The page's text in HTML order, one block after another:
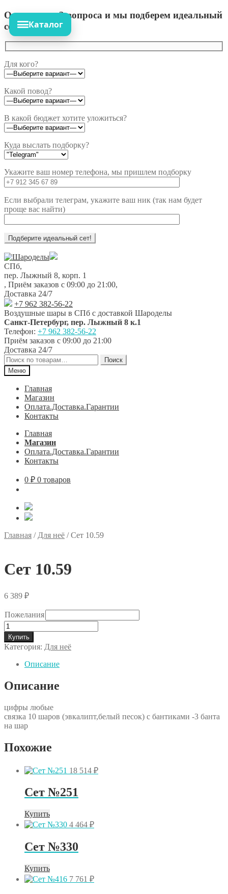
Ответьте на 3 вопроса и мы подберем идеальный
сет!
Для кого?
Какой повод?
В какой бюджет хотите уложиться?
Куда выслать подборку?
Укажите ваш номер телефона, мы пришлем подборку
Если выбрали телеграм, укажите ваш ник (так нам будет
проще вас найти)
Перейти
к
навигации
Перейти
к
содержимому
СПб,
пер. Лыжный 8, корп. 1
, Приём заказов с 09:00 до 21:00,
Доставка 24/7
+7 962 382-56-22
Воздушные шары в СПб с доставкой Шароделы
Санкт-Петербург, пер. Лыжный 8 к.1
Телефон: +7 962 382-56-22
Приём заказов с 09:00 до 21:00
Доставка 24/7
Искать:
Поиск
Меню
Главная
Магазин
Оплата.Доставка.Гарантии
Контакты
Главная
Магазин
Оплата.Доставка.Гарантии
Контакты
0 ₽ 0 товаров
Каталог
Главная / Для неё /Сет 10.59
Сет 10.59
6 389 ₽
Пожелания
Количество
товара
Сет
10.59
Купить
Категория: Для неё
Описание
Описание
цифры любые
связка 10 шаров (эвкалипт,белый песок) с бантиками -3 банта
на шар
Похожие
18 514 ₽
Сет №251
Купить
4 464 ₽
Сет №330
Купить
7 761 ₽